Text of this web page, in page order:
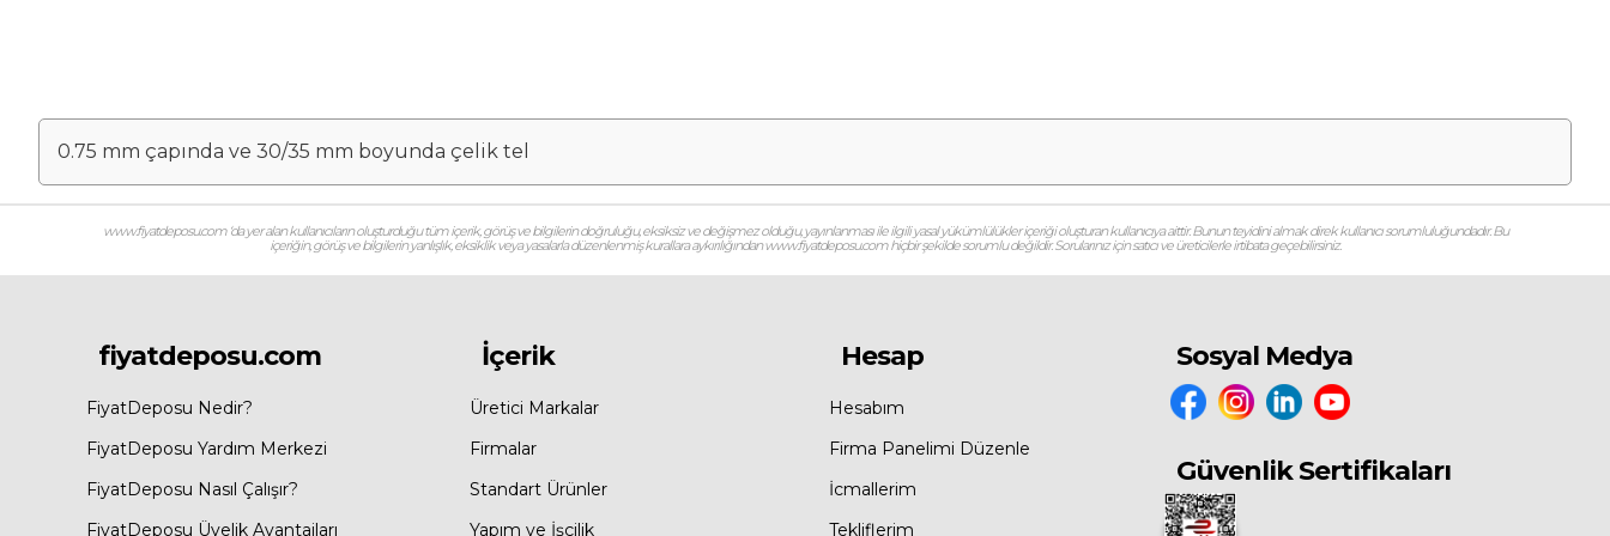
0.75 mm çapında ve 30/35 mm boyunda çelik tel
www.fiyatdeposu.com ‘da yer alan kullanıcıların oluşturduğu tüm içerik, görüş ve bilgilerin doğruluğu, eksiksiz ve değişmez olduğu, yayınlanması ile ilgili yasal yükümlülükler içeriği oluşturan kullanıcıya aittir. Bunun teyidini almak direk kullanıcı sorumluluğundadır. Bu
içeriğin, görüş ve bilgilerin yanlışlık, eksiklik veya yasalarla düzenlenmiş kurallara aykırılığından www.fiyatdeposu.com hiçbir şekilde sorumlu değildir. Sorularınız için satıcı ve üreticilerle irtibata geçebilirsiniz.
fiyatdeposu.com
FiyatDeposu Nedir?
FiyatDeposu Yardım Merkezi
FiyatDeposu Nasıl Çalışır?
FiyatDeposu Üyelik Avantajları
İçerik
Üretici Markalar
Firmalar
Standart Ürünler
Yapım ve İşçilik
Hesap
Hesabım
Firma Panelimi Düzenle
İcmallerim
Tekliflerim
Sosyal Medya
Güvenlik Sertifikaları